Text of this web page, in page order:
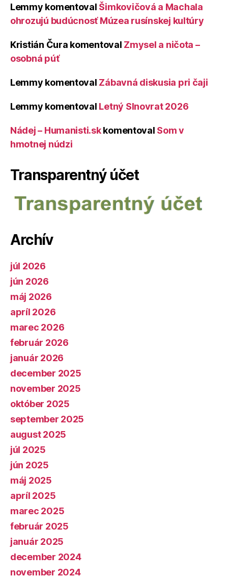
Lemmy komentoval Šimkovičová a Machala
ohrozujú budúcnosť Múzea rusínskej kultúry
Kristián Čura komentoval Zmysel a ničota –
osobná púť
Lemmy komentoval Zábavná diskusia pri čaji
Lemmy komentoval Letný Slnovrat 2026
Nádej – Humanisti.skkomentoval Som v
hmotnej núdzi
Transparentný účet
Archív
júl 2026
jún 2026
máj 2026
apríl 2026
marec 2026
február 2026
január 2026
december 2025
november 2025
október 2025
september 2025
august 2025
júl 2025
jún 2025
máj 2025
apríl 2025
marec 2025
február 2025
január 2025
december 2024
november 2024